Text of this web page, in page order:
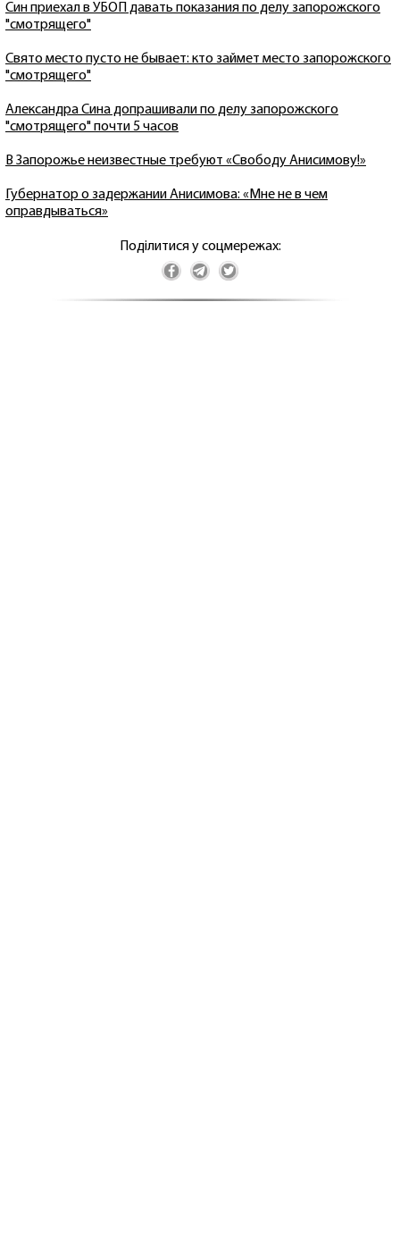
Син приехал в УБОП давать показания по делу запорожского
"смотрящего"
Свято место пусто не бывает: кто займет место запорожского
"смотрящего"
Александра Сина допрашивали по делу запорожского
"смотрящего" почти 5 часов
В Запорожье неизвестные требуют «Свободу Анисимову!»
Губернатор о задержании Анисимова: «Мне не в чем
оправдываться»
Поділитися у соцмережах: